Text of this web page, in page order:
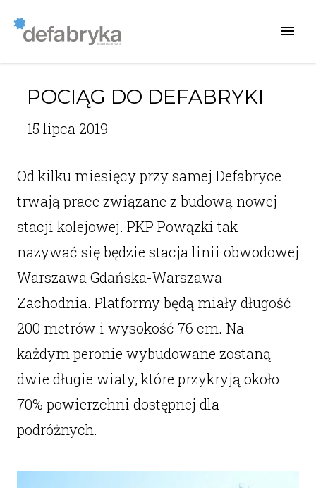
POCIĄG DO DEFABRYKI
15 lipca 2019
Od kilku miesięcy przy samej Defabryce
trwają prace związane z budową nowej
stacji kolejowej. PKP Powązki tak
nazywać się będzie stacja linii obwodowej
Warszawa Gdańska-Warszawa
Zachodnia. Platformy będą miały długość
200 metrów i wysokość 76 cm. Na
każdym peronie wybudowane zostaną
dwie długie wiaty, które przykryją około
70% powierzchni dostępnej dla
podróżnych.